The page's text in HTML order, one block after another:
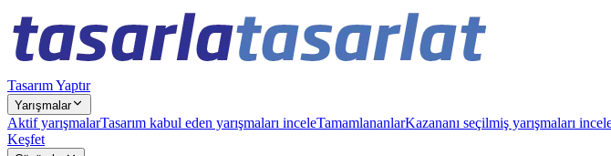
Tasarım Yaptır
Yarışmalar
Aktif yarışmalarTasarım kabul eden yarışmaları inceleTamamlananlarKazananı seçilmiş yarışmaları
Keşfet